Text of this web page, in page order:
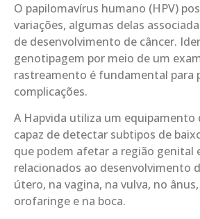
O papilomavírus humano (HPV)
variações, algumas delas
de desenvolvimento de câncer.
genotipagem por meio de um
rastreamento é fundamental para
complicações.
A Hapvida utiliza um equipamento
capaz de detectar subtipos de
que podem afetar a região genital
relacionados ao desenvolvimento
útero, na vagina, na vulva, no
orofaringe e na boca.